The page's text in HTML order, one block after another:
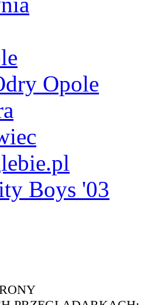
Opole
Boys '03